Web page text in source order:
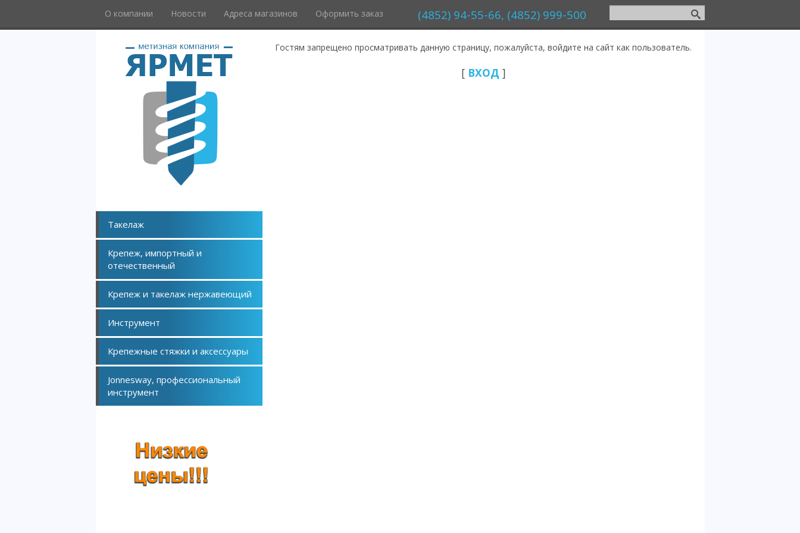
О компании Новости Адреса магазинов Оформить заказ (4852) 94-55-66, (4852) 999-500
Гостям запрещено просматривать данную страницу, пожалуйста, войдите на сайт как пользователь.
[ ВХОД ]
Такелаж
Крепеж, импортный и
отечественный
Крепеж и такелаж нержавеющий
Инструмент
Крепежные стяжки и аксессуары
Jonnesway, профессиональный
инструмент